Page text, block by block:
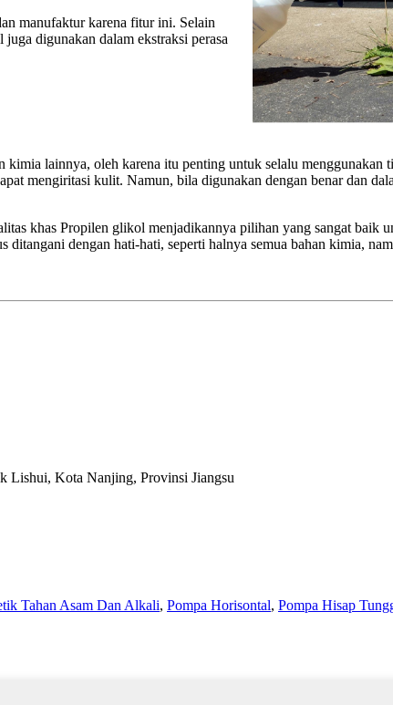
manufaktur karena fitur ini. Selain
digunakan dalam ekstraksi perasa
lainnya, oleh karena itu penting untuk selalu menggunakan
mengiritasi kulit. Namun, bila digunakan dengan benar dan
khas Propilen glikol menjadikannya pilihan yang sangat baik
dengan hati-hati, seperti halnya semua bahan kimia,
Lishui, Kota Nanjing, Provinsi Jiangsu
Tahan Asam Dan Alkali, Pompa Horisontal, Pompa Hisap